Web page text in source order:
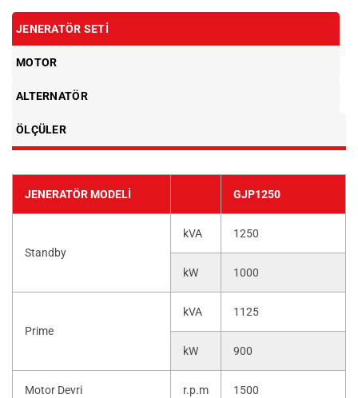
JENERATÖR SETI
MOTOR
ALTERNATÖR
ÖLÇÜLER
JENERATÖR MODELI GJP1250
Standby
kVA 1250
kW 1000
Prime
kVA 1125
kW 900
Motor Devri r.p.m 1500